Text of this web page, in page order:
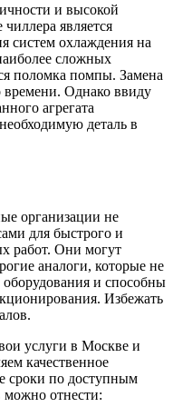
и высокой
является
систем охлаждения на
сложных
поломка помпы. Замена
Однако ввиду
агрегата
деталь в
организации не
для быстрого и
работ. Они могут
аналоги, которые не
и способны
Избежать
услуги в Москве и
качественное
сроки по доступным
отнести: